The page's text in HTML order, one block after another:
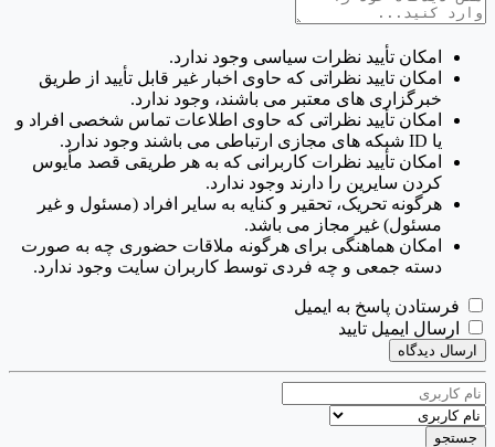
امکان تأیید نظرات سیاسی وجود ندارد.
امکان تایید نظراتی که حاوی اخبار غیر قابل تأیید از طریق
خبرگزاری های معتبر می باشند، وجود ندارد.
امکان تأیید نظراتی که حاوی اطلاعات تماس شخصی افراد و
یا ID شبکه های مجازی ارتباطی می باشند وجود ندارد.
امکان تأیید نظرات کاربرانی که به هر طریقی قصد مأیوس
کردن سایرین را دارند وجود ندارد.
هرگونه تحریک، تحقیر و کنایه به سایر افراد (مسئول و غیر
مسئول) غیر مجاز می باشد.
امکان هماهنگی برای هرگونه ملاقات حضوری چه به صورت
دسته جمعی و چه فردی توسط کاربران سایت وجود ندارد.
فرستادن پاسخ به ایمیل
ارسال ایمیل تایید
ارسال دیدگاه